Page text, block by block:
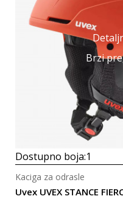
Brzi
Dostupno boja:1
Uvex UVEX STANCE
Kaciga za odrasle